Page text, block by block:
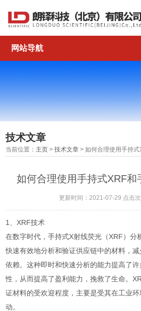
网站导航
技术文章
当前位置： 主页 >技术文章 > 如何合理使用手持
如何合理使用手持式XRF和
更新时间：2021-07-29 点击
1、XRF技术
在数字时代，手持式X射线荧光（XRF）分
快速有效地分析和验证供应链中的材料，
依赖。这种即时和快速分析的能力提高了
性，从而提高了盈利能力，挽救了生命。
证材料的受欢迎程度，主要是受其在工业
动。